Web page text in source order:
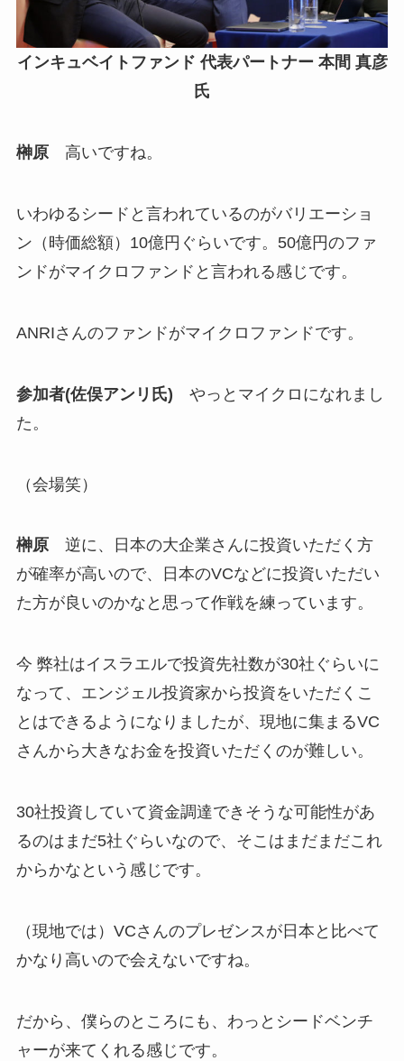
インキュベイトファンド 代表パートナー 本間 真彦
氏
榊原高いですね。
いわゆるシードと言われているのがバリエーショ
ン（時価総額）10億円ぐらいです。50億円のファ
ンドがマイクロファンドと言われる感じです。
ANRIさんのファンドがマイクロファンドです。
参加者(佐俣アンリ氏) やっとマイクロになれまし
た。
（会場笑）
榊原逆に、日本の大企業さんに投資いただく方
が確率が高いので、日本のVCなどに投資いただい
た方が良いのかなと思って作戦を練っています。
今 弊社はイスラエルで投資先社数が30社ぐらいに
なって、エンジェル投資家から投資をいただくこ
とはできるようになりましたが、現地に集まるVC
さんから大きなお金を投資いただくのが難しい。
30社投資していて資金調達できそうな可能性があ
るのはまだ5社ぐらいなので、そこはまだまだこれ
からかなという感じです。
（現地では）VCさんのプレゼンスが日本と比べて
かなり高いので会えないですね。
だから、僕らのところにも、わっとシードベンチ
ャーが来てくれる感じです。